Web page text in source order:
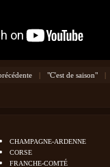
| "C'est de saison" |
CHAMPAGNE-ARDENNE
CORSE
FRANCHE-COMTÉ